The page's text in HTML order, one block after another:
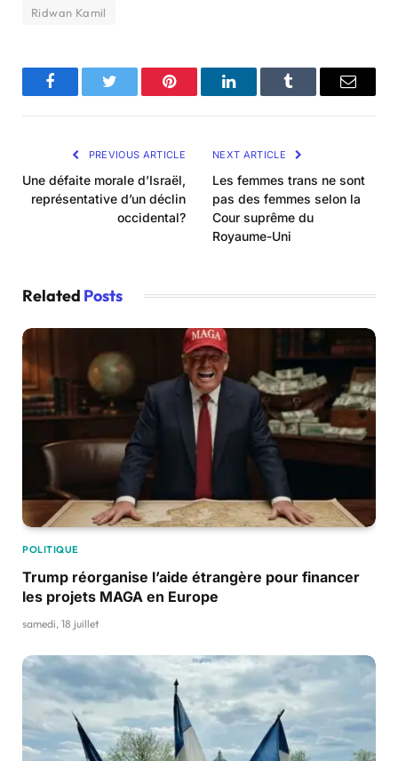
Ridwan Kamil
FacebookTwitter Pinterest LinkedInTumblr Email
PREVIOUS ARTICLE
Une défaite morale d’Israël,
représentative d’un déclin
occidental?
NEXT ARTICLE
Les femmes trans ne sont
pas des femmes selon la
Cour suprême du
Royaume-Uni
Related Posts
POLITIQUE
Trump réorganise l’aide étrangère pour financer
les projets MAGA en Europe
samedi, 18 juillet